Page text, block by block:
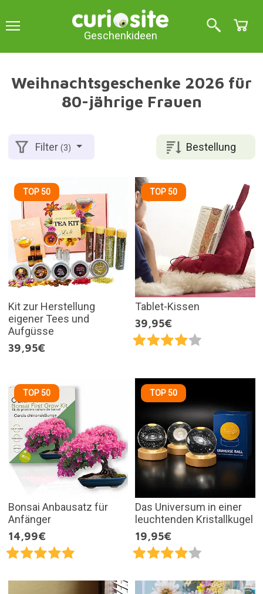
Geschenkideen
Weihnachtsgeschenke 2026 für
80-jährige Frauen
Bestellung
Filter(3)
TOP 50
Kit zur Herstellung
eigener Tees und
Aufgüsse
39,95€
TOP 50
Tablet-Kissen
39,95€
TOP 50
Bonsai Anbausatz für
Anfänger
14,99€
TOP 50
Das Universum in einer
leuchtenden Kristallkugel
19,95€